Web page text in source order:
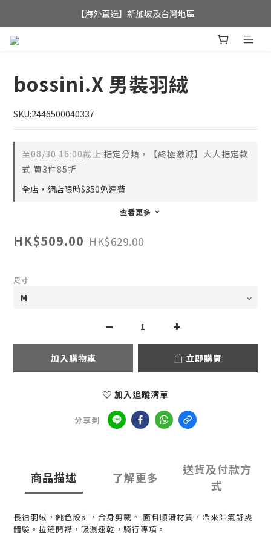
全店滿$350，即可享港澳地區免運費;
【海外直送】新加坡及台灣地區
bossini.X 男裝羽絨
SKU:2446500040337
至08/30 16:00截止 指定分類，【終極激減】大人指定款
式 買3件85折
全店，網店限時$350免運費
查看更多
HK$509.00 HK$629.00
尺寸
加入購物車 立即購買
加入追蹤清單
分享到
商品描述 了解更多
送貨及付款方
式
長袖羽絨，純色設計，合身剪裁。 面料順滑材質，帶來帥氣舒爽
體驗。拉鏈開襟，吸濕速乾，騎行專項。